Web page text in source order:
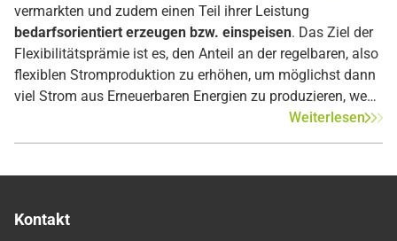
vermarkten und zudem einen Teil ihrer Leistung
bedarfsorientiert erzeugen bzw. einspeisen. Das Ziel der
Flexibilitätsprämie ist es, den Anteil an der regelbaren, also
flexiblen Stromproduktion zu erhöhen, um möglichst dann
viel Strom aus Erneuerbaren Energien zu produzieren, wenn
Anlagenbetreiber finanziell unterstützt, wenn sie die
Weiterlesen
Kontakt